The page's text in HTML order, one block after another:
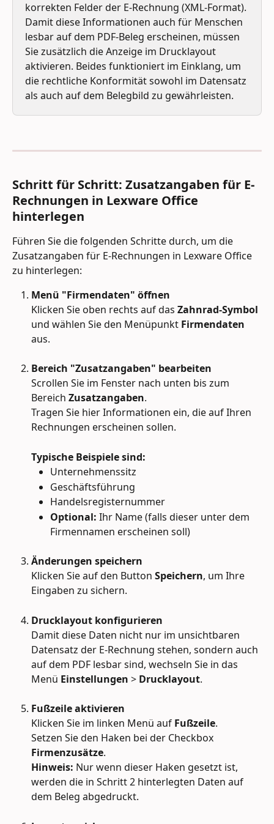
korrekten Felder der E-Rechnung (XML-Format).
Damit diese Informationen auch für Menschen
lesbar auf dem PDF-Beleg erscheinen, müssen
Sie zusätzlich die Anzeige im Drucklayout
aktivieren. Beides funktioniert im Einklang, um
die rechtliche Konformität sowohl im Datensatz
als auch auf dem Belegbild zu gewährleisten.
Schritt für Schritt: Zusatzangaben für E-
Rechnungen in Lexware Office
hinterlegen
Führen Sie die folgenden Schritte durch, um die
Zusatzangaben für E-Rechnungen in Lexware Office
zu hinterlegen:
Menü "Firmendaten" öffnen
Klicken Sie oben rechts auf das Zahnrad-Symbol
und wählen Sie den Menüpunkt Firmendaten
aus.
Bereich "Zusatzangaben" bearbeiten
Scrollen Sie im Fenster nach unten bis zum
Bereich Zusatzangaben.
Tragen Sie hier Informationen ein, die auf Ihren
Rechnungen erscheinen sollen.
Typische Beispiele sind:
Unternehmenssitz
Geschäftsführung
Handelsregisternummer
Optional: Ihr Name (falls dieser unter dem
Firmennamen erscheinen soll)
Änderungen speichern
Klicken Sie auf den Button Speichern, um Ihre
Eingaben zu sichern.
Drucklayout konfigurieren
Damit diese Daten nicht nur im unsichtbaren
Datensatz der E-Rechnung stehen, sondern auch
auf dem PDF lesbar sind, wechseln Sie in das
Menü Einstellungen > Drucklayout.
Fußzeile aktivieren
Klicken Sie im linken Menü auf Fußzeile.
Setzen Sie den Haken bei der Checkbox
Firmenzusätze.
​Hinweis: Nur wenn dieser Haken gesetzt ist,
werden die in Schritt 2 hinterlegten Daten auf
dem Beleg abgedruckt.